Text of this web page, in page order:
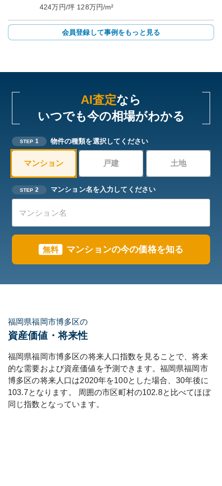
424万円/坪 128万円/m²
会員登録して事例をもっと見る
AI査定なら
いつでも今の相場がわかる
STEP 1 物件の種類を選択してください
マンション 戸建 土地
STEP 2 マンション名を入力してください
無料 マンションの今の価格を知る
福岡県福岡市博多区の
資産価値・将来性
福岡県福岡市博多区の将来人口指数を見ることで、将来
的な需要および資産価値を予測できます。 福岡県福岡市
博多区の将来人口は2020年を100とした場合、30年後に
103.7となります。 周囲の市区町村の102.8と比べてほぼ
同じ指数となっています。